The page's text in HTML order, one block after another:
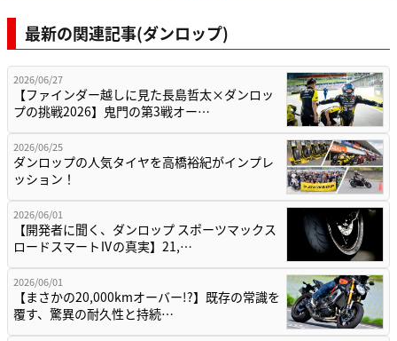
最新の関連記事(ダンロップ)
2026/06/27
【ファインダー越しに見た長島哲太×ダンロッ
プの挑戦2026】鬼門の第3戦オー…
2026/06/25
ダンロップの人気タイヤを高橋裕紀がインプレ
ッション！
2026/06/01
【開発者に聞く、ダンロップ スポーツマックス
ロードスマートⅣの真実】21,…
2026/06/01
【まさかの20,000kmオーバー!?】既存の常識を
覆す、驚異の耐久性と持続…